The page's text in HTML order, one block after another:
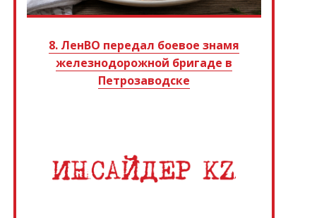
8. ЛенВО передал боевое знамя
железнодорожной бригаде в
Петрозаводске